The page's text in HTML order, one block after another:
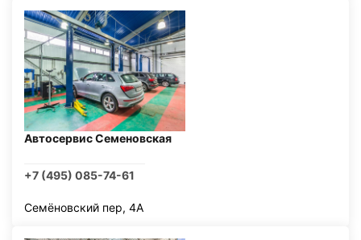
Автосервис Семеновская
+7 (495) 085-74-61
Семёновский пер, 4А